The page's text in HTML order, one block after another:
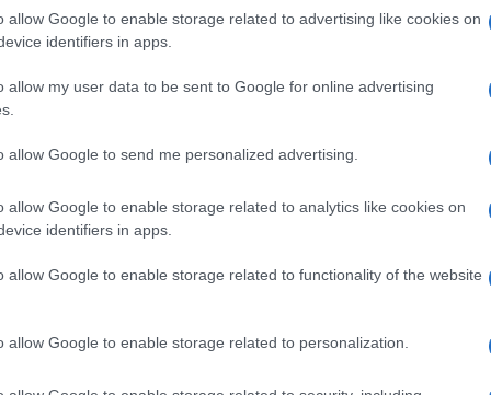
allow Google to enable storage related to advertising like cookies on
identifiers in apps.
allow my user data to be sent to Google for online advertising
allow Google to send me personalized advertising.
allow Google to enable storage related to analytics like cookies on
identifiers in apps.
allow Google to enable storage related to functionality of the website
allow Google to enable storage related to personalization.
de transferencia